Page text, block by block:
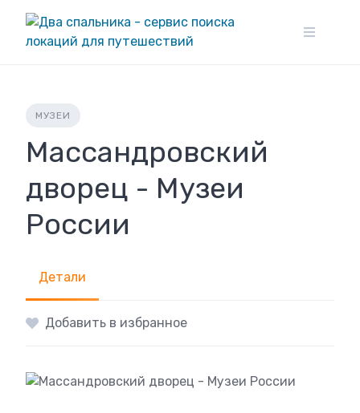
content
МУЗЕИ
Массандровский
дворец - Музеи
России
Детали
Добавить в избранное